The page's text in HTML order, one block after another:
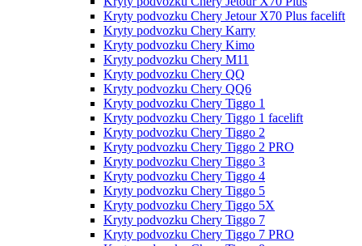
Kryty podvozku Chery Jetour X70 Plus facelift
Kryty podvozku Chery Karry
Kryty podvozku Chery Kimo
Kryty podvozku Chery M11
Kryty podvozku Chery QQ
Kryty podvozku Chery QQ6
Kryty podvozku Chery Tiggo 1
Kryty podvozku Chery Tiggo 1 facelift
Kryty podvozku Chery Tiggo 2
Kryty podvozku Chery Tiggo 2 PRO
Kryty podvozku Chery Tiggo 3
Kryty podvozku Chery Tiggo 4
Kryty podvozku Chery Tiggo 5
Kryty podvozku Chery Tiggo 5X
Kryty podvozku Chery Tiggo 7
Kryty podvozku Chery Tiggo 7 PRO